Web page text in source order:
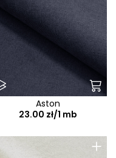
Aston
23.00 zł/1 mb
+